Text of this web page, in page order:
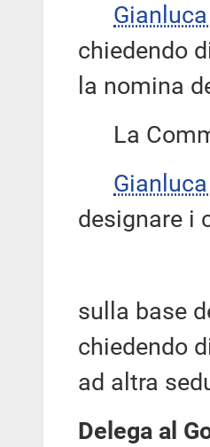
chiedendo
la nomina
La
designare i
sulla base
chiedendo
ad altra
Delega al